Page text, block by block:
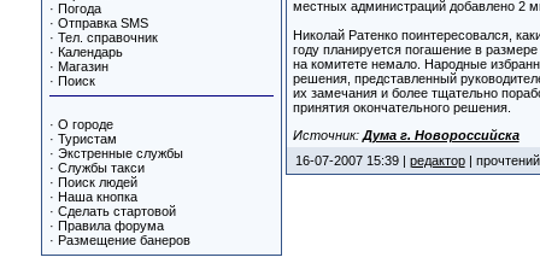
· Погода
· Отправка SMS
· Тел. справочник
· Календарь
· Магазин
· Поиск
· О городе
· Туристам
· Экстренные службы
· Службы такси
· Поиск людей
· Наша кнопка
· Сделать стартовой
· Правила форума
· Размещение банеров
местных администраций добавлено 2
Николай Ратенко поинтересовался,
году планируется погашение в
на комитете немало. Народные
решения, представленный
их замечания и более тщательно
принятия окончательного решения.
Источник: Дума г. Новороссийска
16-07-2007 15:39 | редактор|